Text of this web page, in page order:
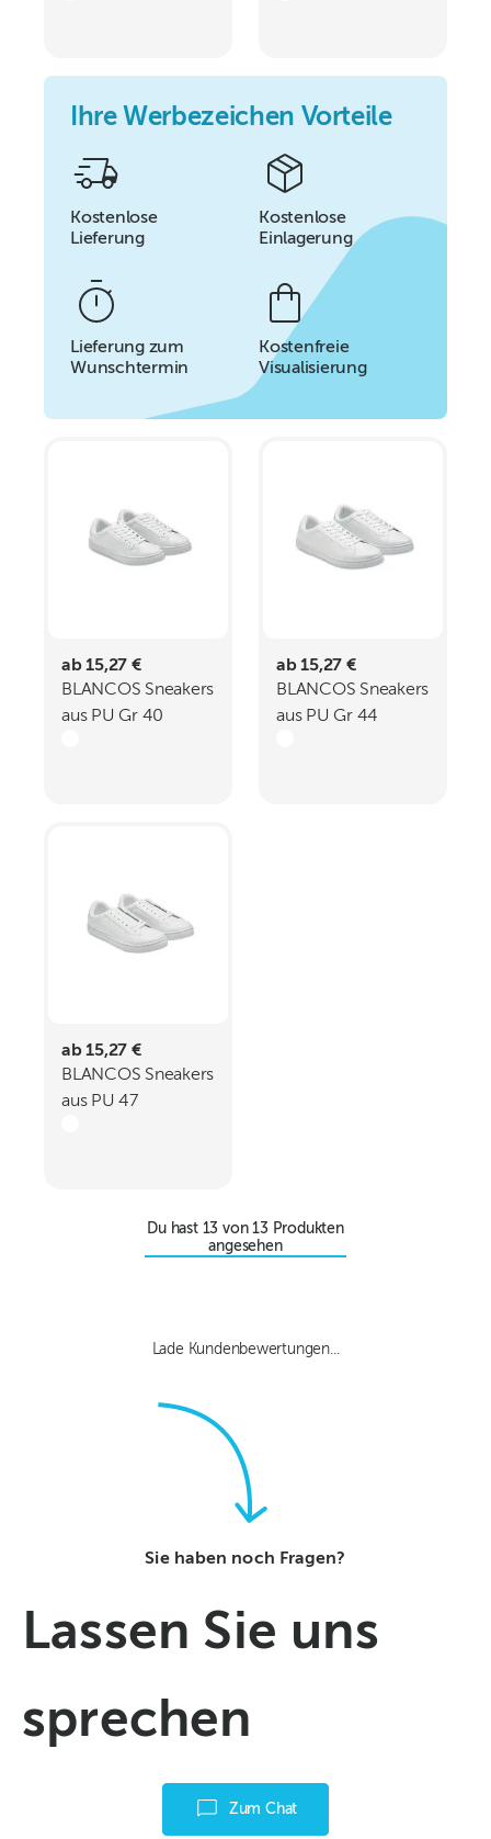
Ihre Werbezeichen Vorteile
Kostenlose
Lieferung
Kostenlose
Einlagerung
Lieferung zum
Wunschtermin
Kostenfreie
Visualisierung
ab 15,27 €
BLANCOS Sneakers
aus PU Gr 40
ab 15,27 €
BLANCOS Sneakers
aus PU Gr 44
ab 15,27 €
BLANCOS Sneakers
aus PU 47
Du hast 13 von13 Produkten
angesehen
Lade Kundenbewertungen...
Sie haben noch Fragen?
Lassen Sie uns
sprechen
Zum Chat